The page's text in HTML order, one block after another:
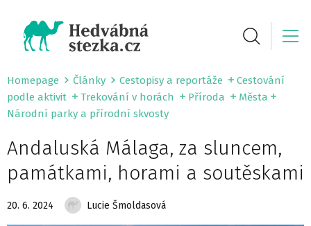
Homepage Články Cestopisy a reportáže
Cestování
podle aktivit
Trekování v horách Příroda
Města
Národní parky a přírodní skvosty
Andaluská Málaga, za sluncem,
památkami, horami a soutěskami
20. 6. 2024 Lucie Šmoldasová